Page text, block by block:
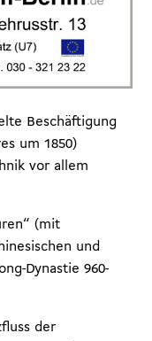
Beschäftigung
um 1850)
vor allem
(mit
und
Dynastie 960-
der